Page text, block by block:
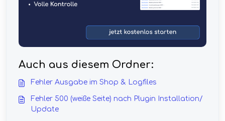
Auch aus diesem Ordner:
Fehler Ausgabe im Shop & Logfiles
Fehler 500 (weiße Seite) nach Plugin Installation/
Update